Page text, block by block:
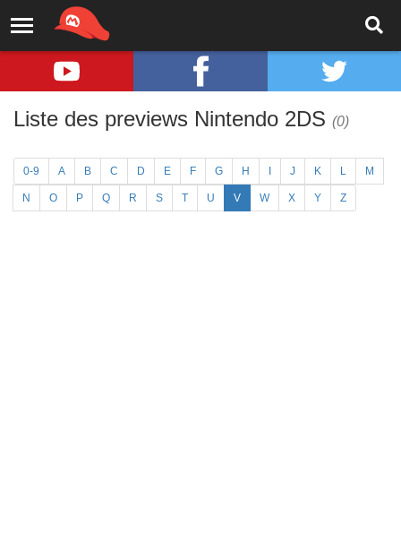
Liste des previews Nintendo 2DS (0)
0-9 A B C D E F G H J K L M
N O P Q R S T U V W X Y Z